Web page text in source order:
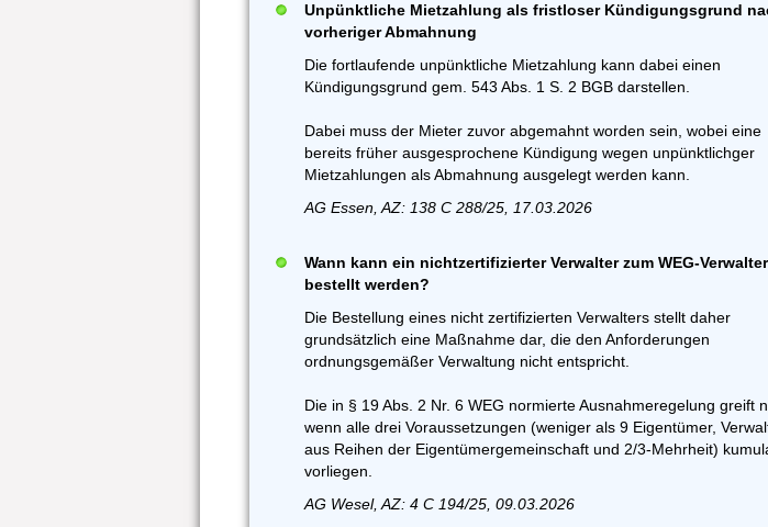
Unpünktliche Mietzahlung als fristloser Kündigungsgrund
vorheriger Abmahnung
Die fortlaufende unpünktliche Mietzahlung kann dabei einen
Kündigungsgrund gem. 543 Abs. 1 S. 2 BGB darstellen.
Dabei muss der Mieter zuvor abgemahnt worden sein, wobei eine
bereits früher ausgesprochene Kündigung wegen unpünktlichger
Mietzahlungen als Abmahnung ausgelegt werden kann.
AG Essen, AZ: 138 C 288/25, 17.03.2026
Wann kann ein nichtzertifizierter Verwalter zum WEG-Verwalter
bestellt werden?
Die Bestellung eines nicht zertifizierten Verwalters stellt daher
grundsätzlich eine Maßnahme dar, die den Anforderungen
ordnungsgemäßer Verwaltung nicht entspricht.
Die in § 19 Abs. 2 Nr. 6 WEG normierte Ausnahmeregelung greift
wenn alle drei Voraussetzungen (weniger als 9 Eigentümer,
aus Reihen der Eigentümergemeinschaft und 2/3-Mehrheit)
vorliegen.
AG Wesel, AZ: 4 C 194/25, 09.03.2026